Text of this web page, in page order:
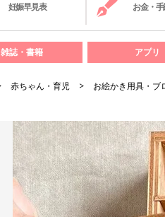
妊娠早見表 お金・手
雑誌・書籍 アプリ
赤ちゃん・育児 お絵かき用具・ブ